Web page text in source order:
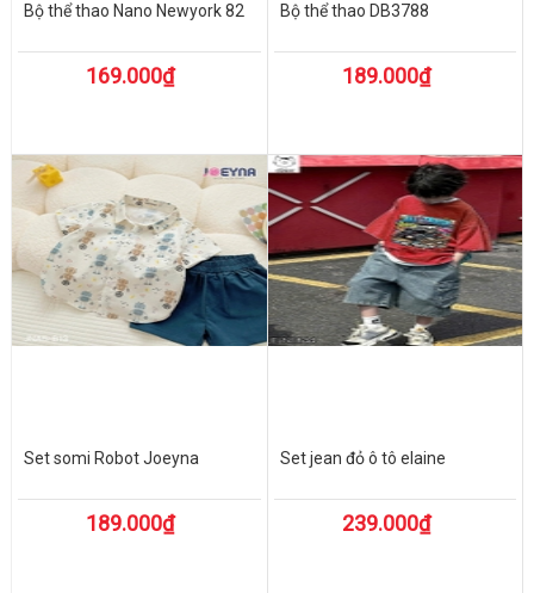
Bộ thể thao Nano Newyork 82
169.000₫
Bộ thể thao DB3788
189.000₫
Set somi Robot Joeyna
189.000₫
Set jean đỏ ô tô elaine
239.000₫